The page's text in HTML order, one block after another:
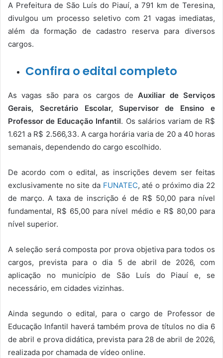
A Prefeitura de São Luís do Piauí, a 791 km de Teresina,
divulgou um processo seletivo com 21 vagas imediatas,
além da formação de cadastro reserva para diversos
cargos.
Confira o edital completo
As vagas são para os cargos de Auxiliar de Serviços
Gerais, Secretário Escolar, Supervisor de Ensino e
Professor de Educação Infantil. Os salários variam de R$
1.621 a R$ 2.566,33. A carga horária varia de 20 a 40 horas
semanais, dependendo do cargo escolhido.
De acordo com o edital, as inscrições devem ser feitas
exclusivamente no site da FUNATEC, até o próximo dia 22
de março. A taxa de inscrição é de R$ 50,00 para nível
fundamental, R$ 65,00 para nível médio e R$ 80,00 para
nível superior.
A seleção será composta por prova objetiva para todos os
cargos, prevista para o dia 5 de abril de 2026, com
aplicação no município de São Luís do Piauí e, se
necessário, em cidades vizinhas.
Ainda segundo o edital, para o cargo de Professor de
Educação Infantil haverá também prova de títulos no dia 6
de abril e prova didática, prevista para 28 de abril de 2026,
realizada por chamada de vídeo online.